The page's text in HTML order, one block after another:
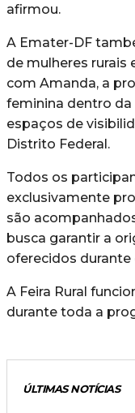
afirmou.
A Emater-DF
de mulheres rurais
com Amanda, a
feminina dentro da
espaços de
Distrito Federal.
Todos os
exclusivamente
são
busca garantir a
oferecidos durante
A Feira Rural
durante toda a
ÚLTIMAS NOTÍCIAS